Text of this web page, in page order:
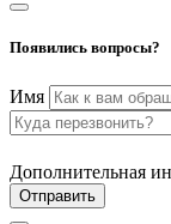
Появились вопросы?
Имя
Дополнительная
Отправить